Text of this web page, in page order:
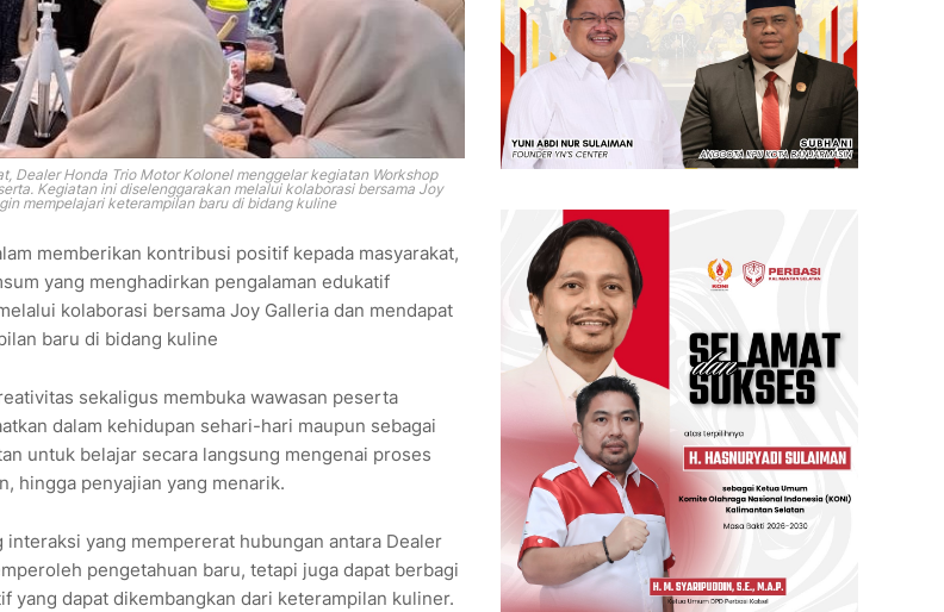
Dealer Honda Trio Motor Kolonel menggelar kegiatan Workshop
Kegiatan ini diselenggarakan melalui kolaborasi bersama Joy
mempelajari keterampilan baru di bidang kuline
memberikan kontribusi positif kepada masyarakat,
yang menghadirkan pengalaman edukatif
kolaborasi bersama Joy Galleria dan mendapat
baru di bidang kuline
sekaligus membuka wawasan peserta
dalam kehidupan sehari-hari maupun sebagai
untuk belajar secara langsung mengenai proses
hingga penyajian yang menarik.
yang mempererat hubungan antara Dealer
pengetahuan baru, tetapi juga dapat berbagi
yang dapat dikembangkan dari keterampilan kuliner.